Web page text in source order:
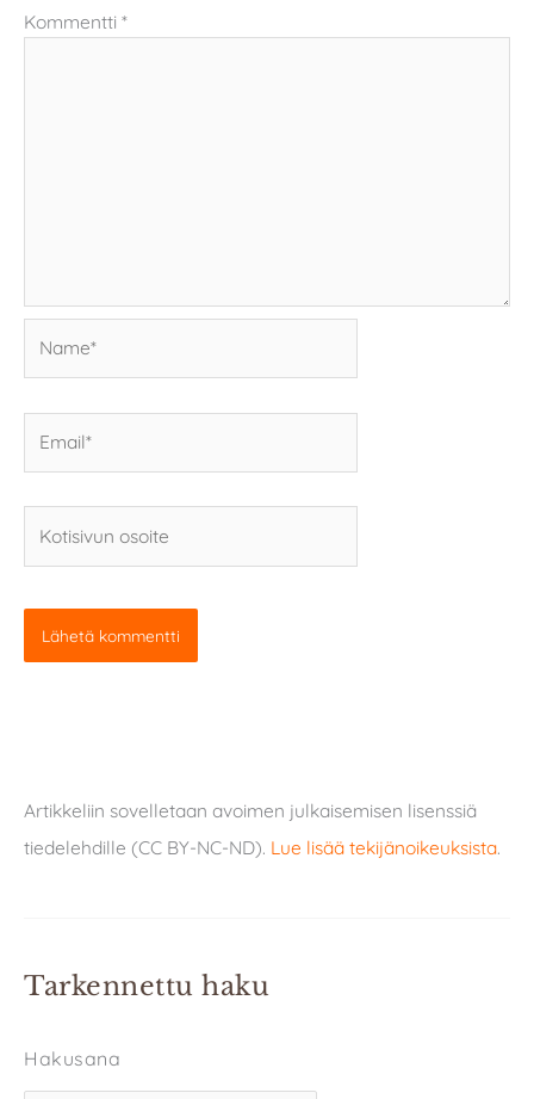
Kommentti *
osoite
Artikkeliin sovelletaan avoimen julkaisemisen lisenssiä
tiedelehdille (CC BY-NC-ND). Lue lisää tekijänoikeuksista.
Tarkennettu haku
Hakusana